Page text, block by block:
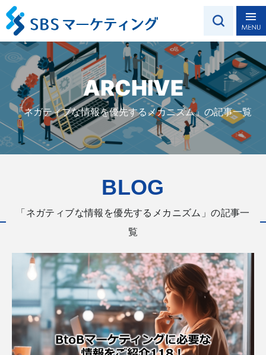
ARCHIVE
「ネガティブな情報を優先するメカニズム」の記事一覧
BLOG
「ネガティブな情報を優先するメカニズム」の記事一
覧